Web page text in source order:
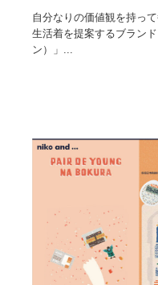
自分なりの価値観を持っ
生活着を提案するブラン
ン）」...